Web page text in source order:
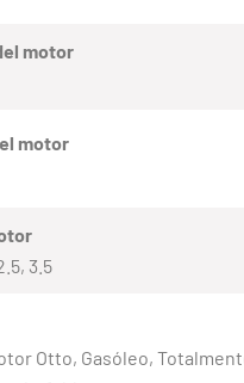
motor
motor
3.5
Otto, Gasóleo,